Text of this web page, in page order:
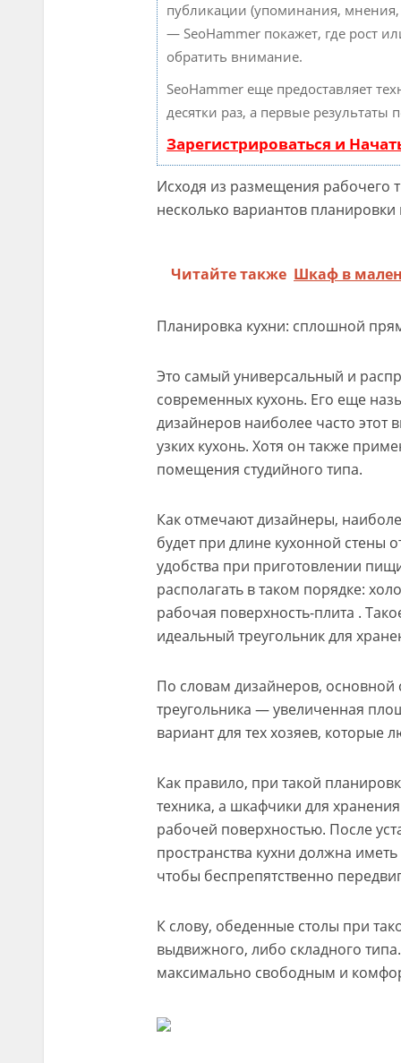
публикации (упоминания, мнения,
— SeoHammer покажет, где рост
обратить внимание.
SeoHammer еще предоставляет
десятки раз, а первые
Зарегистрироваться и
Исходя из размещения рабочего
несколько вариантов планировки
Читайте также Шкаф в
Планировка кухни: сплошной
Это самый универсальный и
современных кухонь. Его еще
дизайнеров наиболее часто
узких кухонь. Хотя он также
помещения студийного типа.
Как отмечают дизайнеры,
будет при длине кухонной стены
удобства при приготовлении
располагать в таком порядке:
рабочая поверхность-плита .
идеальный треугольник для
По словам дизайнеров, основной
треугольника — увеличенная
вариант для тех хозяев, которые
Как правило, при такой
техника, а шкафчики для
рабочей поверхностью. После
пространства кухни должна
чтобы беспрепятственно
К слову, обеденные столы при
выдвижного, либо складного
максимально свободным и